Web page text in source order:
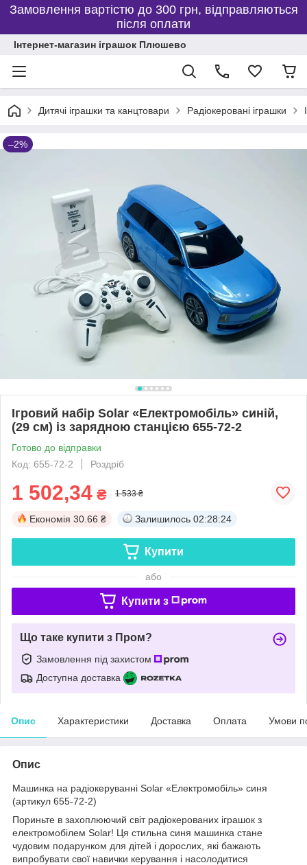
Замовлення вартістю до 300 грн, відправляються
після оплати
Інтернет-магазин іграшок Плюшево
Дитячі іграшки та канцтовари Радіокеровані іграшки
–2%
Ігровий набір Solar «Електромобіль» синій,
(29 см) із зарядною станцією 655-72-2
Готово до відправки
Код: 655-72-2
Роздріб
1 502,34 ₴ 1 533 ₴
Економія 30.66 ₴ Залишилось 02:28:23
Купити
або
Купити з
Що таке купити з Пром?
Замовлення під захистом
Доступна доставка
Опис Характеристики Доставка Оплата Умови
Опис
Машинка на радіокеруванні Solar «Електромобіль» синя
(артикул 655-72-2)
Пориньте в захоплюючий світ радіокерованих іграшок з
електромобілем Solar! Ця стильна синя машинка стане
чудовим подарунком для дітей і дорослих, які бажають
випробувати свої навички керування і насолодитися